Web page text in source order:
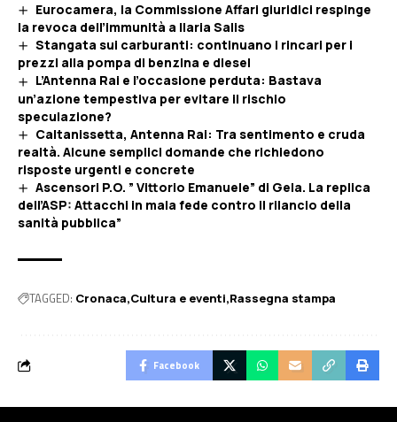
Eurocamera, la Commissione Affari giuridici respinge
la revoca dell’immunità a Ilaria Salis
Stangata sui carburanti: continuano i rincari per i
prezzi alla pompa di benzina e diesel
L’Antenna Rai e l’occasione perduta: Bastava
un’azione tempestiva per evitare il rischio
speculazione?
Caltanissetta, Antenna Rai: Tra sentimento e cruda
realtà. Alcune semplici domande che richiedono
risposte urgenti e concrete
Ascensori P.O. ” Vittorio Emanuele” di Gela. La replica
dell’ASP: Attacchi in mala fede contro il rilancio della
sanità pubblica”
TAGGED: Cronaca Cultura e eventi Rassegna stampa
Facebook